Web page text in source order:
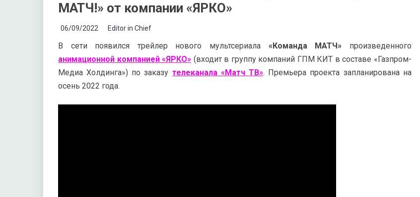
МАТЧ!» от компании «ЯРКО»
06/09/2022 Editor in Chief
В сети появился трейлер нового мультсериала «Команда МАТЧ» произведенного
анимационной компанией «ЯРКО» (входит в группу компаний ГПМ КИТ в составе «Газпром-
Медиа Холдинга») по заказу телеканала «Матч ТВ». Премьера проекта запланирована на
осень 2022 года.